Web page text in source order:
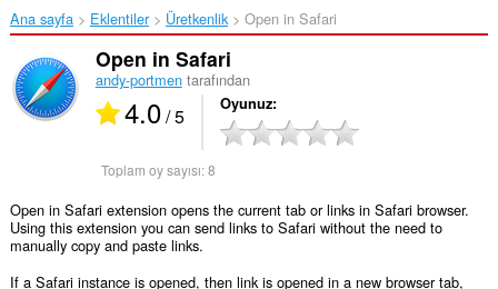
Ana sayfa Eklentiler Üretkenlik Open in Safari‎
Open in Safari
andy-portmentarafından
4.0/ 5 Oyunuz
Toplam oy sayısı:8
Open in Safari extension opens the current tab or links in Safari browser.
Using this extension you can send links to Safari without the need to
manually copy and paste links.
If a Safari instance is opened, then link is opened in a new browser tab,